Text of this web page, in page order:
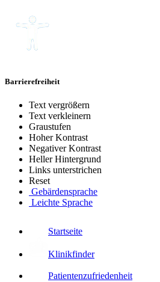
Barrierefreiheit
Text vergrößern
Text verkleinern
Graustufen
Hoher Kontrast
Negativer Kontrast
Heller Hintergrund
Links unterstrichen
Reset
Gebärdensprache
Leichte Sprache
Startseite
Klinikfinder
Patientenzufriedenheit